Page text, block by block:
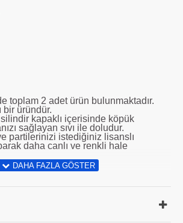
toplam 2 adet ürün bulunmaktadır.
bir üründür.
kapaklı içerisinde köpük
sağlayan sıvı ile doludur.
partilerinizi istediğiniz lisanslı
daha canlı ve renkli hale